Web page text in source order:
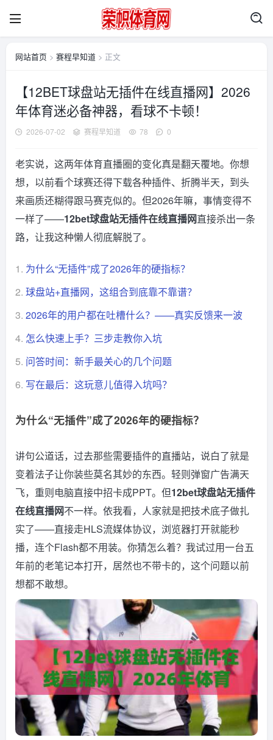
网站首页 > 赛程早知道 > 正文
【12BET球盘站无插件在线直播网】2026
年体育迷必备神器，看球不卡顿！
2026-07-02 赛程早知道 78 0
老实说，这两年体育直播圈的变化真是翻天覆地。你想
想，以前看个球赛还得下载各种插件、折腾半天，到头
来画质还糊得跟马赛克似的。但2026年嘛，事情变得不
一样了——12bet球盘站无插件在线直播网直接杀出一条
路，让我这种懒人彻底解脱了。
1. 为什么“无插件”成了2026年的硬指标？
2. 球盘站+直播网，这组合到底靠不靠谱？
3. 2026年的用户都在吐槽什么？——真实反馈来一波
4. 怎么快速上手？三步走教你入坑
5. 问答时间：新手最关心的几个问题
6. 写在最后：这玩意儿值得入坑吗？
为什么“无插件”成了2026年的硬指标？
讲句公道话，过去那些需要插件的直播站，说白了就是
变着法子让你装些莫名其妙的东西。轻则弹窗广告满天
飞，重则电脑直接中招卡成PPT。但12bet球盘站无插件
在线直播网不一样。依我看，人家就是把技术底子做扎
实了——直接走HLS流媒体协议，浏览器打开就能秒
播，连个Flash都不用装。你猜怎么着？我试过用一台五
年前的老笔记本打开，居然也不带卡的，这个问题以前
想都不敢想。